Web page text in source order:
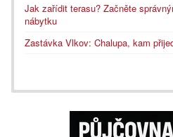
Jak zařídit terasu? Začněte
nábytku
Zastávka Vlkov: Chalupa, kam